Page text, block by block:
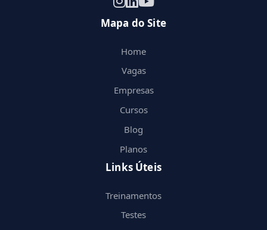
Mapa do Site
Home
Vagas
Empresas
Cursos
Blog
Planos
Links Úteis
Treinamentos
Testes